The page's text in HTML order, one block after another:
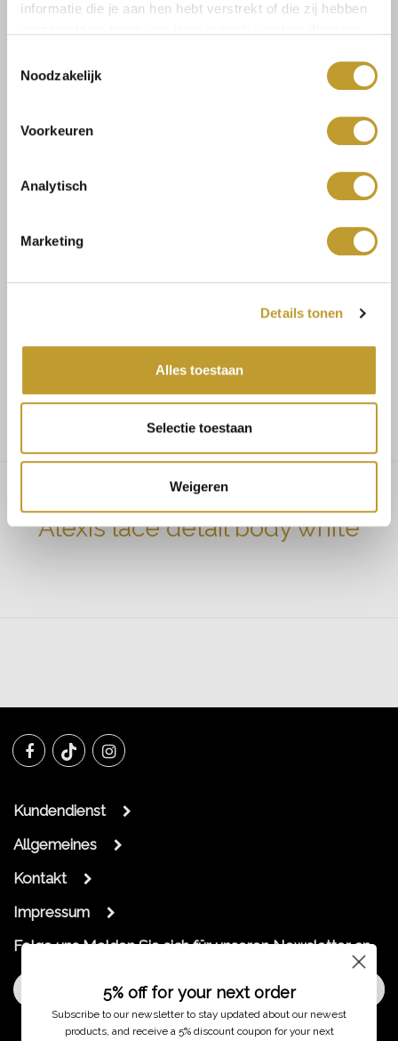
informatie die je aan hen hebt verstrekt of die zij hebben
Noodzakelijk
Voorkeuren
Analytisch
Marketing
Details tonen
Alles toestaan
Selectie toestaan
Weigeren
Mit Vertrauen sicher kaufen
Niedrige Versandkosten
Alexis lace detail body white
Kundendienst
Allgemeines
Kontakt
Impressum
Folge uns Melden Sie sich für unseren Newsletter an
Melde dich an
5% off for your next order
Subscribe to our newsletter to stay updated about our newest
products, and receive a 5% discount coupon for your next